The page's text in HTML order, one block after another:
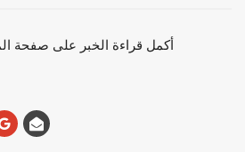
أكمل قراءة الخبر على صفحة